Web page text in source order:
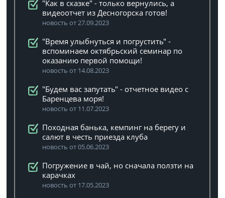
"Как в сказке" - только вернулись, а
видеоотчет из Десногорска готов!
новость от 27.09.2023
"Время улыбнуться и погрустить" -
вспоминаем октябрьский семинар по
оказанию первой помощи!
новость от 14.08.2023
"Будем вас запутать" - отчетное видео с
Баренцева моря!
новость от 11.07.2023
Походная банька, кемпинг на берегу и
салют в честь приезда клуба
новость от 05.06.2023
Погружение в чай, но сначала ползти на
карачках
новость от 17.05.2023